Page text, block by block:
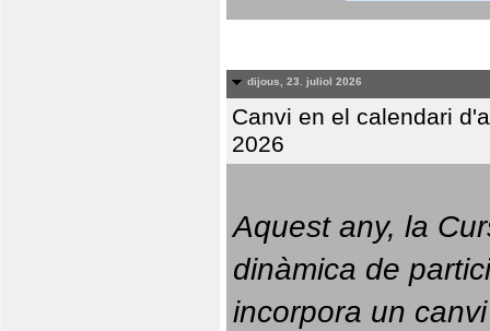
dijous, 23. juliol 2026
Canvi en el calendari
2026
Aquest any, la
dinàmica de
incorpora un